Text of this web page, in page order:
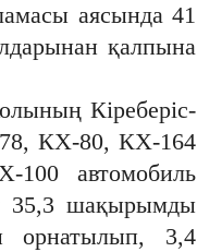
аясында 41
қалпына
Кіреберіс-
КХ-80, КХ-164
автомобиль
35,3 шақырымды
орнатылып, 3,4